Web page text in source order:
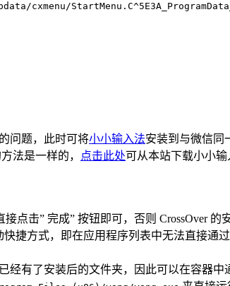
cxmenu/
问题，此时可将小小输入法安装到与微信同
法是一样的，
点击此处可从本站下载小小输
点击” 完成” 按钮即可，否则 CrossOver
捷方式，即在应用程序列表中无法直接
经有了安装后的文件夹，因此可以在容器中